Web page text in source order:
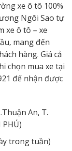
xe ô tô 100%
Ngôi Sao tự
xe ô tô – xe
mang đến
hàng. Giá cả
chọn mua xe tại
đế nhận được
An, T.
PHÚ)
trong tuần)